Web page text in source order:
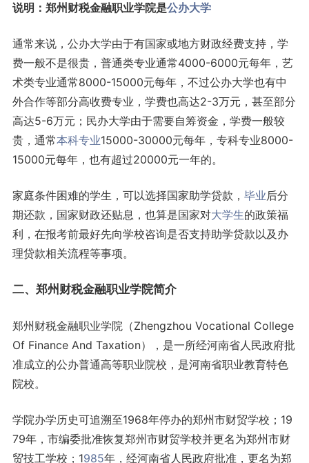
说明：郑州财税金融职业学院是公办大学
通常来说，公办大学由于有国家或地方财政经费支持，学
费一般不是很贵，普通类专业通常4000-6000元每年，艺
术类专业通常8000-15000元每年，不过公办大学也有中
外合作等部分高收费专业，学费也高达2-3万元，甚至部分
高达5-6万元；民办大学由于需要自筹资金，学费一般较
贵，通常本科专业15000-30000元每年，专科专业8000-
15000元每年，也有超过20000元一年的。
家庭条件困难的学生，可以选择国家助学贷款， 毕业后分
期还款，国家财政还贴息，也算是国家对大学生的政策福
利，在报考前最好先向学校咨询是否支持助学贷款以及办
理贷款相关流程等事项。
二、郑州财税金融职业学院简介
郑州财税金融职业学院（Zhengzhou Vocational College
Of Finance And Taxation），是一所经河南省人民政府批
准成立的公办普通高等职业院校，是河南省职业教育特色
院校。
学院办学历史可追溯至1968年停办的郑州市财贸学校；19
79年，市编委批准恢复郑州市财贸学校并更名为郑州市财
贸技工学校；1985年，经河南省人民政府批准，更名为郑